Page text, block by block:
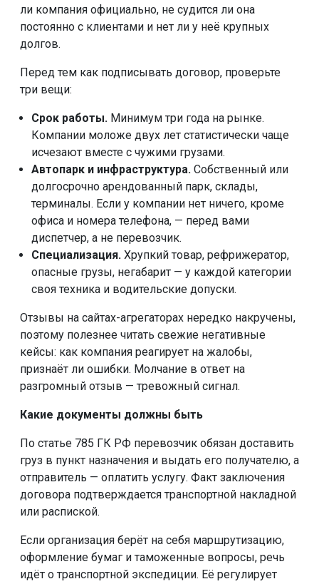
ли компания официально, не судится ли она
постоянно с клиентами и нет ли у неё крупных
долгов.
Перед тем как подписывать договор, проверьте
три вещи:
Срок работы. Минимум три года на рынке.
Компании моложе двух лет статистически чаще
исчезают вместе с чужими грузами.
Автопарк и инфраструктура. Собственный или
долгосрочно арендованный парк, склады,
терминалы. Если у компании нет ничего, кроме
офиса и номера телефона, — перед вами
диспетчер, а не перевозчик.
Специализация. Хрупкий товар, рефрижератор,
опасные грузы, негабарит — у каждой категории
своя техника и водительские допуски.
Отзывы на сайтах-агрегаторах нередко накручены,
поэтому полезнее читать свежие негативные
кейсы: как компания реагирует на жалобы,
признаёт ли ошибки. Молчание в ответ на
разгромный отзыв — тревожный сигнал.
Какие документы должны быть
По статье 785 ГК РФ перевозчик обязан доставить
груз в пункт назначения и выдать его получателю, а
отправитель — оплатить услугу. Факт заключения
договора подтверждается транспортной накладной
или распиской.
Если организация берёт на себя маршрутизацию,
оформление бумаг и таможенные вопросы, речь
идёт о транспортной экспедиции. Её регулирует